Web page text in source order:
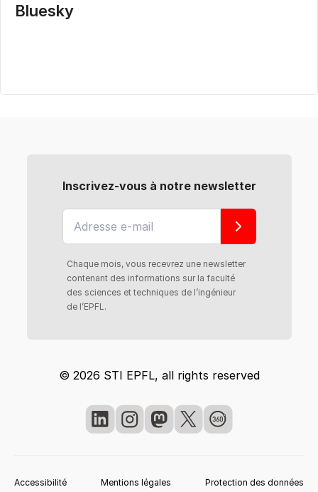
Bluesky
Inscrivez-vous à notre newsletter
Chaque mois, vous recevrez une newsletter
contenant des informations sur la faculté
des sciences et techniques de l’ingénieur
de l’EPFL.
© 2026 STI EPFL, all rights reserved
Accessibilité Mentions légales Protection des données